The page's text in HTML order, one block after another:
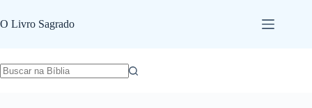
para
o
O Livro Sagrado